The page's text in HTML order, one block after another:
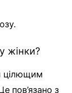
жінки?
цілющим
пов’язано з